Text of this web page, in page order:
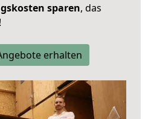
sparen, das
erhalten